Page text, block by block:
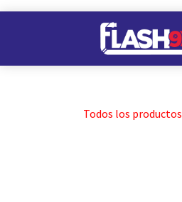
Todos los productos